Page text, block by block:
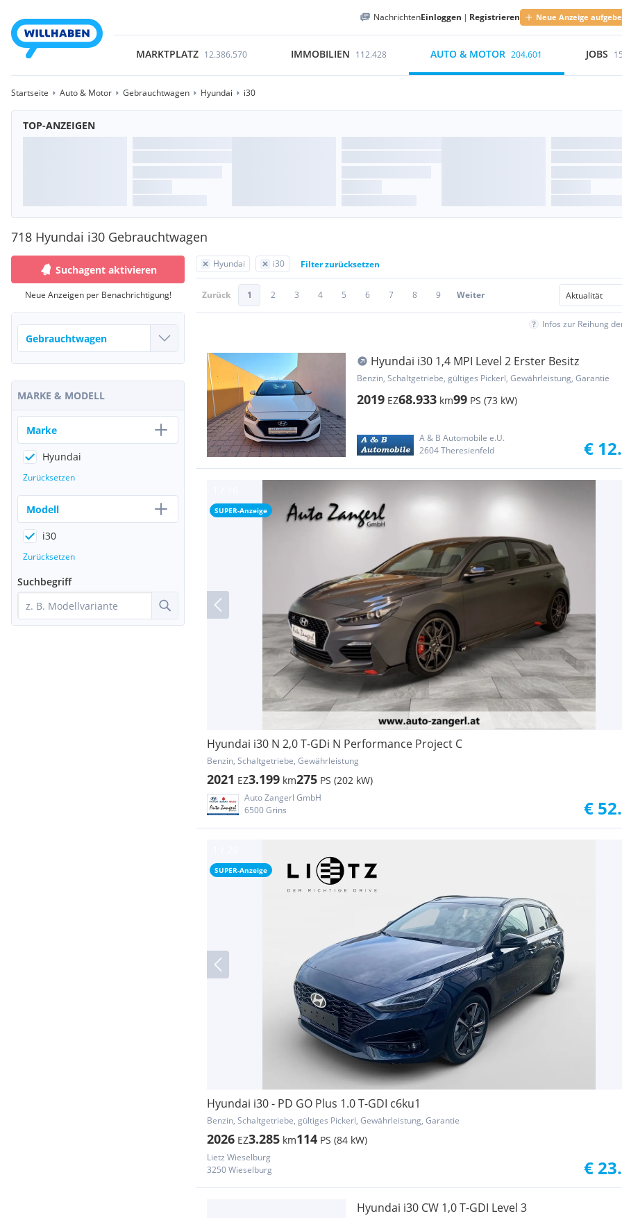
NachrichtenEinloggen | Registrieren Neue Anzeige
MARKTPLATZ 12.386.570 IMMOBILIEN 112.428 AUTO & MOTOR 204.601 JOBS
Startseite Auto & Motor Gebrauchtwagen Hyundai i30
TOP-ANZEIGEN
718 Hyundai i30 Gebrauchtwagen
Hyundai i30 Filter zurücksetzen
Zurück 1 2 3 4 5 6 7 8 9 Weiter
Infos zur Reihung
Hyundai i30 1,4 MPI Level 2 Erster Besitz
Benzin, Schaltgetriebe, gültiges Pickerl, Gewährleistung, Garantie
2019 EZ68.933 km99 PS (73 kW)
A & B Automobile e.U.
2604 Theresienfeld
€
SUPER-Anzeige
Hyundai i30 N 2,0 T-GDi N Performance Project C
Benzin, Schaltgetriebe, Gewährleistung
2021 EZ3.199 km275 PS (202 kW)
Auto Zangerl GmbH
6500 Grins
€
SUPER-Anzeige
Hyundai i30 - PD GO Plus 1.0 T-GDI c6ku1
Benzin, Schaltgetriebe, gültiges Pickerl, Gewährleistung, Garantie
2026 EZ3.285 km114 PS (84 kW)
Lietz Wieselburg
3250 Wieselburg
€
Hyundai i30 CW 1,0 T-GDI Level 3
Suchagent aktivieren
Neue Anzeigen per Benachrichtigung!
MARKE & MODELL
Marke
Hyundai
Zurücksetzen
Modell
i30
Zurücksetzen
Suchbegriff